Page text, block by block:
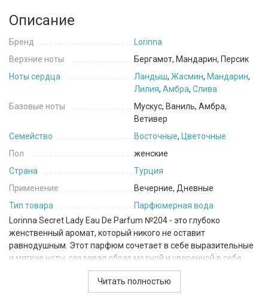
Описание
Бренд
Lorinna
Верхние ноты
Бергамот, Мандарин, Персик
Ноты сердца
Ландыш, Жасмин, Мандарин,
Лилия, Амбра, Слива
Базовые ноты
Мускус, Ваниль, Амбра,
Ветивер
Семейство
Восточные, Цветочные
Пол
женские
Страна
Турция
Применение
Вечерние, Дневные
Тип товара
Парфюмерная вода
Lorinna Secret Lady Eau De Parfum №204 - это глубоко
женственный аромат, который никого не оставит
равнодушным. Этот парфюм сочетает в себе выразительные
и мягкие ноты, создавая образ модной и уверенной в себе
В верхних нотах присутствуют свежие и яркие ароматы
Читать полностью